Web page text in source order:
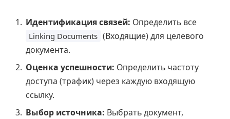
Идентификация связей: Определить все
Linking Documents (Входящие) для целевого
документа.
Оценка успешности: Определить частоту
доступа (трафик) через каждую входящую
ссылку.
Выбор источника: Выбрать документ,